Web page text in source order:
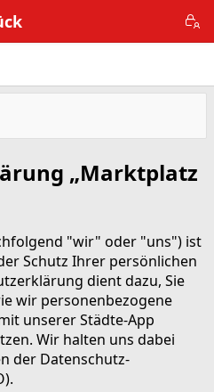
„Marktplatz
"wir" oder "uns") ist
Schutz Ihrer persönlichen
dient dazu, Sie
wir personenbezogene
unserer Städte-App
Wir halten uns dabei
der Datenschutz-